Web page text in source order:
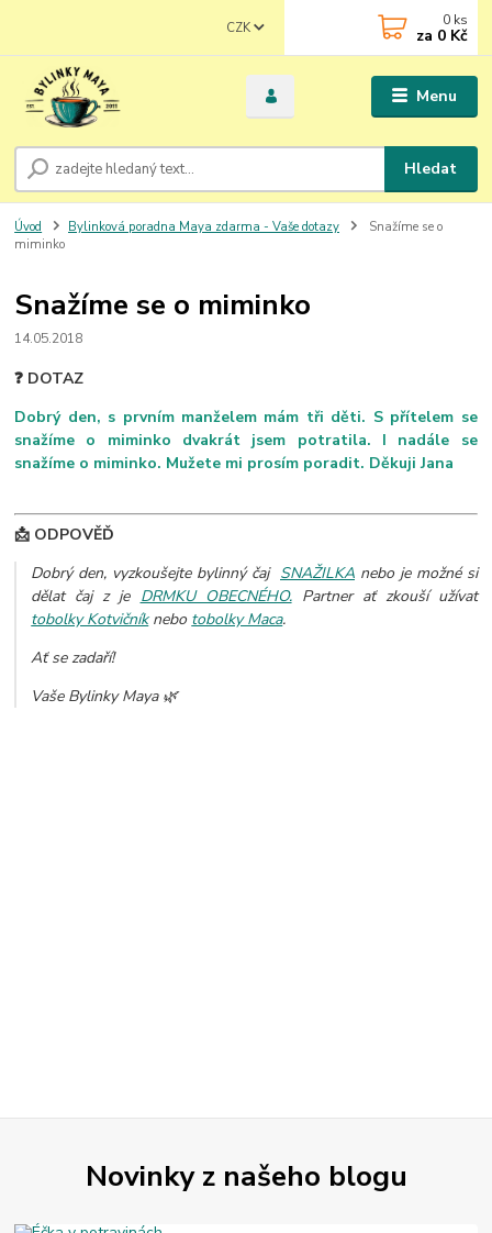
Menu
CZK
Hledat
0 ks
za 0 Kč
Úvod Bylinková poradna Maya zdarma - Vaše dotazy
Snažíme se o
miminko
Snažíme se o miminko
14.05.2018
❓ DOTAZ
Dobrý den, s prvním manželem mám tři děti. S přítelem se
snažíme o miminko dvakrát jsem potratila. I nadále se
snažíme o miminko. Mužete mi prosím poradit. Děkuji Jana
📩 ODPOVĚĎ
Dobrý den, vyzkoušejte bylinný čaj SNAŽILKA nebo je možné si
dělat čaj z je DRMKU OBECNÉHO.Partner ať zkouší užívat
tobolky Kotvičníknebo tobolky Maca.
Ať se zadaří!
Vaše Bylinky Maya 🌿
Novinky z našeho blogu